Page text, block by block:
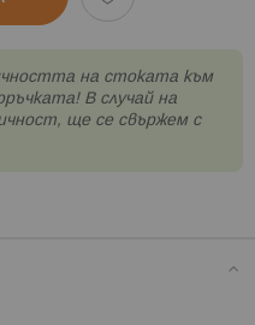
на стоката към
В случай на
ще се свържем с